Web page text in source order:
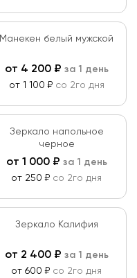
Манекен белый мужской
от 4 200₽ за 1 день
от 1 100 ₽ со 2го дня
Зеркало напольное
черное
от 1 000₽ за 1 день
от 250 ₽ со 2го дня
Зеркало Калифия
от 2 400₽ за 1 день
от 600 ₽ со 2го дня